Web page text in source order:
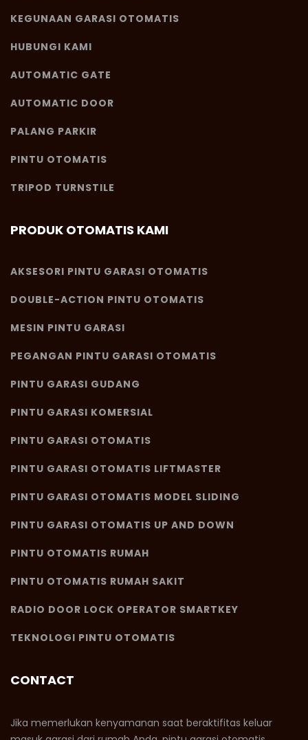
KEGUNAAN GARASI OTOMATIS
HUBUNGI KAMI
AUTOMATIC GATE
AUTOMATIC DOOR
PALANG PARKIR
PINTU OTOMATIS
TRIPOD TURNSTILE
PRODUK OTOMATIS KAMI
AKSESORI PINTU GARASI OTOMATIS
DOUBLE-ACTION PINTU OTOMATIS
MESIN PINTU GARASI
PEGANGAN PINTU GARASI OTOMATIS
PINTU GARASI GUDANG
PINTU GARASI KOMERSIAL
PINTU GARASI OTOMATIS
PINTU GARASI OTOMATIS LIFTMASTER
PINTU GARASI OTOMATIS MODEL SLIDING
PINTU GARASI OTOMATIS UP AND DOWN
PINTU OTOMATIS RUMAH
PINTU OTOMATIS RUMAH SAKIT
RADIO DOOR LOCK OPERATOR SMARTKEY
TEKNOLOGI PINTU OTOMATIS
CONTACT
Jika memerlukan kenyamanan saat beraktifitas keluar